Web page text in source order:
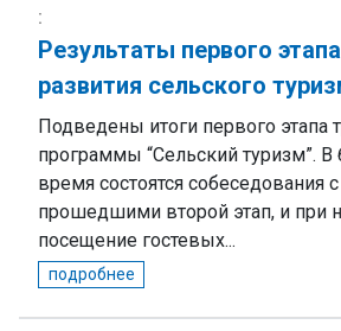
Результаты первого
развития сельского
Подведены итоги первого этапа
программы “Сельский туризм”.
время состоятся собеседования
прошедшими второй этап, и при
посещение гостевых...
подробнее